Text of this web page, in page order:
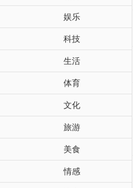
娱乐
科技
生活
体育
文化
旅游
美食
情感